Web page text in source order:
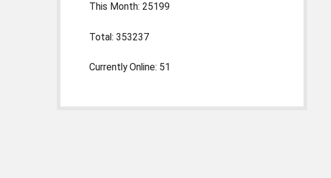
This Month: 25199
Total: 353237
Currently Online: 51